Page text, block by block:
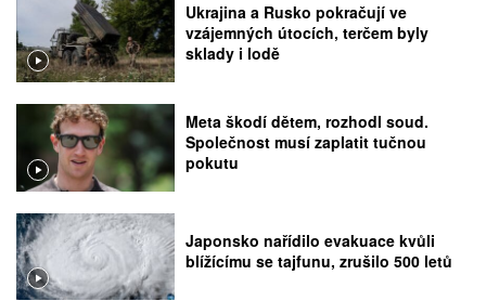
Ukrajina a Rusko pokračují ve
vzájemných útocích, terčem byly
sklady i lodě
Meta škodí dětem, rozhodl soud.
Společnost musí zaplatit tučnou
pokutu
Japonsko nařídilo evakuace kvůli
blížícímu se tajfunu, zrušilo 500 letů